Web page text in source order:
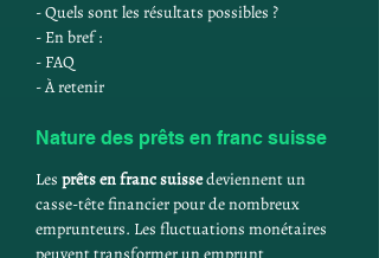
- Quels sont les résultats possibles ?
- En bref :
- FAQ
- À retenir
Nature des prêts en franc suisse
Les prêts en franc suisse deviennent un
casse-tête financier pour de nombreux
emprunteurs. Les fluctuations monétaires